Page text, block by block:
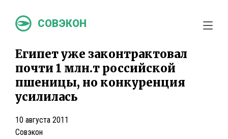
СОВЭКОН
Египет уже законтрактовал
почти 1 млн.т российской
пшеницы, но конкуренция
усилилась
10 августа 2011
Совэкон